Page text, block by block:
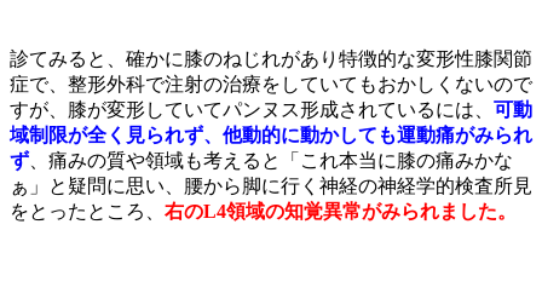
診てみると、確かに膝のねじれがあり特徴的な変形性膝関節
症で、整形外科で注射の治療をしていてもおかしくないので
すが、膝が変形していてパンヌス形成されているには、 可動
域制限が全く見られず、他動的に動かしても運動痛がみられ
ず 、痛みの質や領域も考えると「これ本当に膝の痛みかな
ぁ」と疑問に思い、腰から脚に行く神経の神経学的検査所見
をとったところ、 右のL4領域の知覚異常がみられました。